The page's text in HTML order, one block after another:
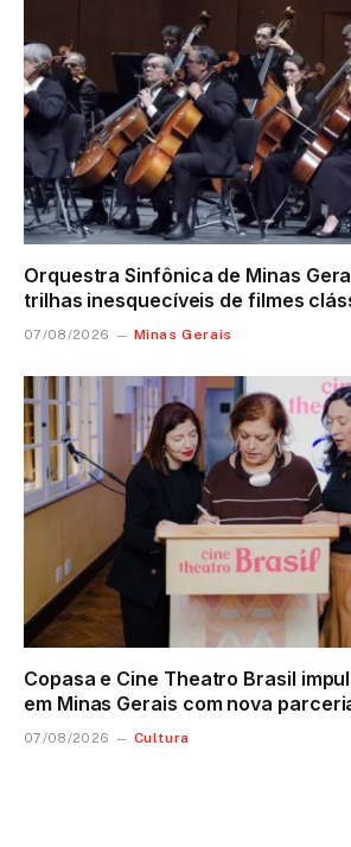
Orquestra Sinfônica de Minas
trilhas inesquecíveis de filmes
07/08/2026 Minas Gerais
Copasa e Cine Theatro Brasil
em Minas Gerais com nova
07/08/2026 Cultura